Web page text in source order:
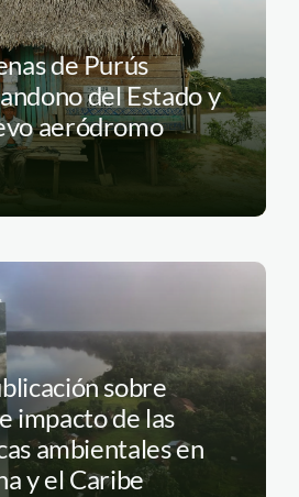
de Purús
del Estado y
aeródromo
sobre
impacto de las
ambientales en
y el Caribe